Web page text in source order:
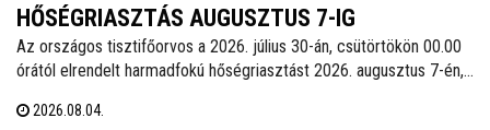
HŐSÉGRIASZTÁS AUGUSZTUS 7-IG
Az országos tisztifőorvos a 2026. július 30-án, csütörtökön 00.00
órától elrendelt harmadfokú hőségriasztást 2026. augusztus 7-én,
továbbra is működnek az ivókutak, emellett klimatizált helyiségek
2026.08.04.